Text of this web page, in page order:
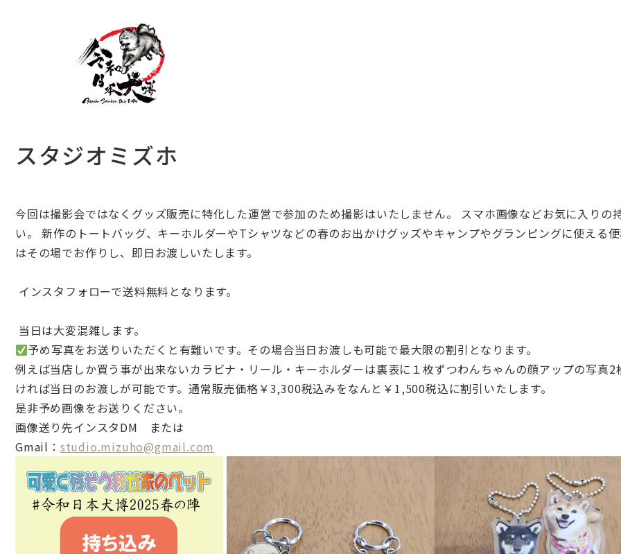
スタジオミズホ
今回は撮影会ではなくグッズ販売に特化した運営で参加のため撮影はいたしません。 スマホ画像などお気に入りの
い。 新作のトートバッグ、 キーホルダーやTシャツなどの春のお出かけグッズやキャンプやグランピングに使える
はその場でお作りし、即日お渡しいたします。
インスタフォローで送料無料となります。
当日は大変混雑します。
予め写真をお送りいただくと有難いです。 その場合当日お渡しも可能で最大限の割引となります。
例えば当店しか買う事が出来ないカラビナ・リール・ キーホルダーは裏表に１枚ずつわんちゃんの顔アップの写真2
ければ当日のお渡しが可能です。 通常販売価格￥3,300税込みをなんと￥1,500税込に割引いたします。
是非予め画像をお送りください。
画像送り先インスタDM または
Gmail： studio.mizuho@gmail.com